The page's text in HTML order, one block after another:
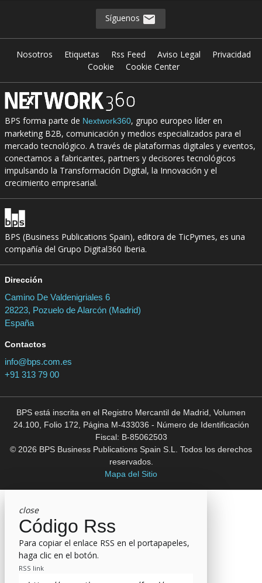
Síguenos
Nosotros Etiquetas Rss Feed Aviso Legal
Privacidad
Cookie
Cookie Center
BPS forma parte de Nextwork360, grupo europeo líder en
marketing B2B, comunicación y medios especializados para el
mercado tecnológico. A través de plataformas digitales y eventos,
conectamos a fabricantes, partners y decisores tecnológicos
impulsando la Transformación Digital, la Innovación y el
crecimiento empresarial.
BPS (Business Publications Spain), editora de TicPymes, es una
compañía del Grupo Digital360 Iberia.
Dirección
Camino De Valdenigriales 6
28223, Pozuelo de Alarcón (Madrid)
España
Contactos
info@bps.com.es
+91 313 79 00
BPS está inscrita en el Registro Mercantil de Madrid, Volumen
24.100, Folio 172, Página M-433036 - Número de Identificación
Fiscal: B-85062503
© 2026 BPS Business Publications Spain S.L. Todos los derechos
reservados.
Mapa del Sitio
close
Código Rss
Para copiar el enlace RSS en el portapapeles,
haga clic en el botón.
RSS link